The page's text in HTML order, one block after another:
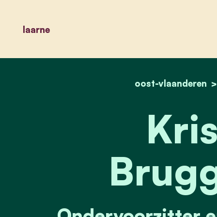
laarne
oost-vlaanderen